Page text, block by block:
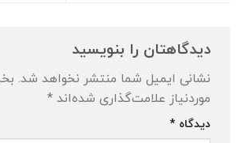
دیدگاهتان را بنویسید
نشانی ایمیل شما منتشر نخواهد شد.
موردنیاز علامت‌گذاری شده‌اند *
دیدگاه *